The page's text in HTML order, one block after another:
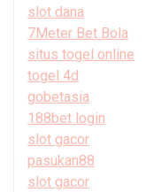
slot dana
7Meter Bet Bola
situs togel online
togel 4d
gobetasia
188bet login
slot gacor
pasukan88
slot gacor